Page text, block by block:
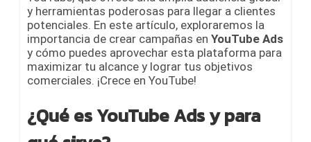
y herramientas poderosas para llegar a clientes
potenciales. En este artículo, exploraremos la
importancia de crear campañas en YouTube Ads
y cómo puedes aprovechar esta plataforma para
maximizar tu alcance y lograr tus objetivos
comerciales. ¡Crece en YouTube!
¿Qué es YouTube Ads y para